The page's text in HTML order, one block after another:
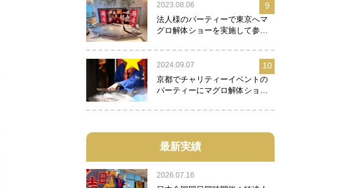
2023.08.06
法人様のパーティーで東京へマ
グロ解体ショーを実施して参り
9
2024.09.07
京都でチャリティーイベントの
パーティーにマグロ解体ショー
10
最新実績
2026.07.16